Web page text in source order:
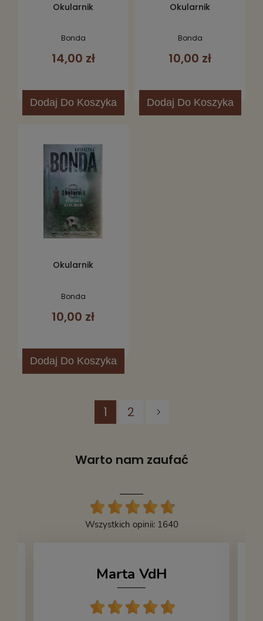
Okularnik
Bonda
14,00 zł
Dodaj Do Koszyka
Okularnik
Bonda
10,00 zł
Dodaj Do Koszyka
Okularnik
Bonda
10,00 zł
Dodaj Do Koszyka
1 2
Warto nam zaufać
Wszystkich opinii: 1640
Marta VdH